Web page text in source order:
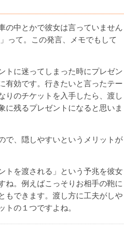
の中とかで彼女は言っていません
て。この発言、メモでもして
トに迷ってしまった時にプレゼン
有効です。行きたいと言ったテー
りのチケットを入手したら、渡し
に残るプレゼントになると思いま
で、隠しやすいというメリットが
トを渡される」という予兆を彼女
ね。例えばこっそりお相手の鞄に
もできます。渡し方に工夫がしや
トの１つですよね。